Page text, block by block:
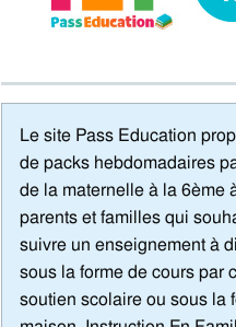
Le site Pass Education
de packs hebdomadaires
de la maternelle à la 6ème
parents et familles qui
suivre un enseignement à
sous la forme de cours par
soutien scolaire ou sous la